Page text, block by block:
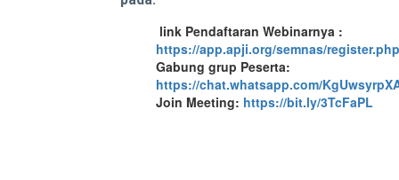
link Pendaftaran Webinarnya :
https://app.apji.org/semnas/
Gabung grup Peserta:
https://chat.whatsapp.com/
Join Meeting: https://bit.ly/3TcFaPL